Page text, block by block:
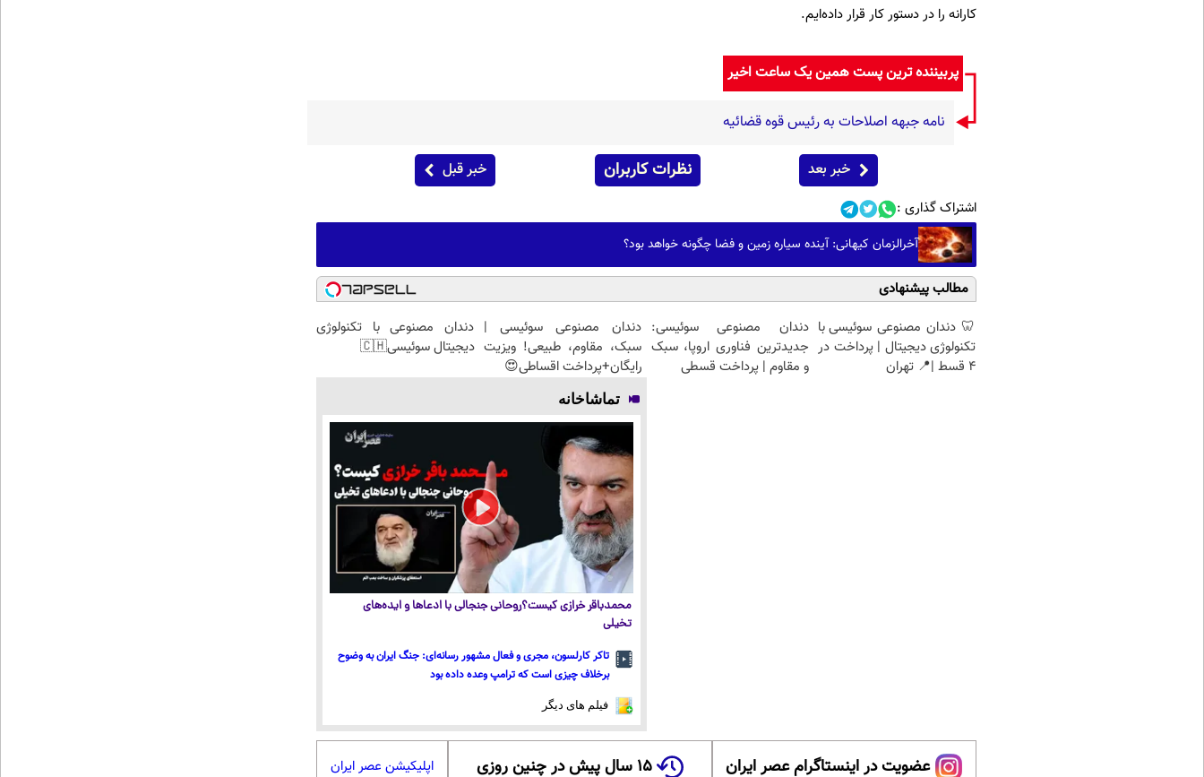
کارانه را در دستور کار قرار داده‌ایم.
پربیننده ترین پست همین یک ساعت اخیر
نامه جبهه اصلاحات به رئیس قوه قضائیه
خبر بعد نظرات کاربران خبر قبل
اشتراک گذاری :
آخرالزمان کیهانی: آینده سیاره زمین و فضا چگونه خواهد بود؟
مطالب پیشنهادی
🦷 دندان مصنوعی سوئیسی با
تکنولوژی دیجیتال | پرداخت در
4 قسط |📍 تهران
دندان مصنوعی سوئیسی:
جدیدترین فناوری اروپا، سبک
و مقاوم | پرداخت قسطی
دندان مصنوعی سوئیسی |
سبک، مقاوم، طبیعی! ویزیت
رایگان+پرداخت اقساطی😍
دندان مصنوعی با تکنولوژی
دیجیتال سوئیسی🇨🇭
تماشاخانه
محمدباقر خرازی کیست؟روحانی جنجالی با ادعاها و ایده‌های
تخیلی
تاکر کارلسون، مجری و فعال مشهور رسانه‌ای: جنگ ایران به وضوح
برخلاف چیزی است که ترامپ وعده داده بود
فیلم های دیگر
عضویت در اینستاگرام عصر ایران ۱۵ سال پیش در چنین روزی اپلیکیشن عصر ایران